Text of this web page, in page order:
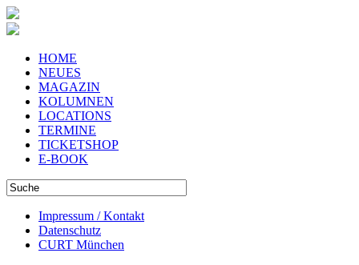
HOME
NEUES
MAGAZIN
KOLUMNEN
LOCATIONS
TERMINE
TICKETSHOP
E-BOOK
Impressum / Kontakt
Datenschutz
CURT München